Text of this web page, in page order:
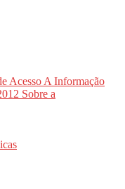
Acesso A Informação
Sobre a